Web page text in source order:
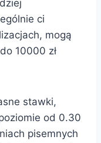
ci
mogą
10000 zł
stawki,
od 0.30
pisemnych